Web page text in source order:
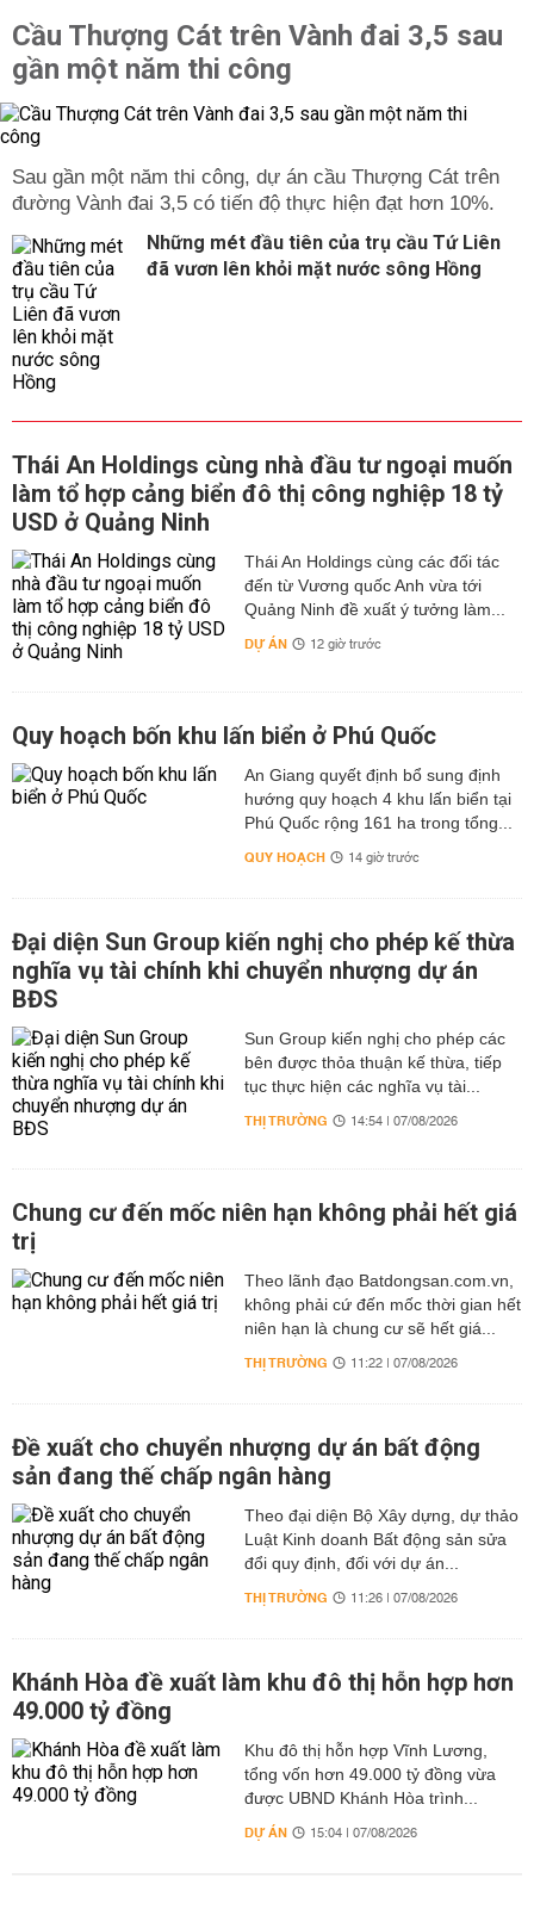
Cầu Thượng Cát trên Vành đai 3,5 sau
gần một năm thi công
Sau gần một năm thi công, dự án cầu Thượng Cát trên
đường Vành đai 3,5 có tiến độ thực hiện đạt hơn 10%.
Những mét đầu tiên của trụ cầu Tứ Liên
đã vươn lên khỏi mặt nước sông Hồng
Thái An Holdings cùng nhà đầu tư ngoại muốn
làm tổ hợp cảng biển đô thị công nghiệp 18 tỷ
USD ở Quảng Ninh
Thái An Holdings cùng các đối tác
đến từ Vương quốc Anh vừa tới
Quảng Ninh đề xuất ý tưởng làm...
DỰ ÁN 12 giờ trước
Quy hoạch bốn khu lấn biển ở Phú Quốc
An Giang quyết định bổ sung định
hướng quy hoạch 4 khu lấn biển tại
Phú Quốc rộng 161 ha trong tổng...
QUY HOẠCH 14 giờ trước
Đại diện Sun Group kiến nghị cho phép kế thừa
nghĩa vụ tài chính khi chuyển nhượng dự án
BĐS
Sun Group kiến nghị cho phép các
bên được thỏa thuận kế thừa, tiếp
tục thực hiện các nghĩa vụ tài...
THỊ TRƯỜNG 14:54 | 07/08/2026
Chung cư đến mốc niên hạn không phải hết giá
trị
Theo lãnh đạo Batdongsan.com.vn,
không phải cứ đến mốc thời gian hết
niên hạn là chung cư sẽ hết giá...
THỊ TRƯỜNG 11:22 | 07/08/2026
Đề xuất cho chuyển nhượng dự án bất động
sản đang thế chấp ngân hàng
Theo đại diện Bộ Xây dựng, dự thảo
Luật Kinh doanh Bất động sản sửa
đổi quy định, đối với dự án...
THỊ TRƯỜNG 11:26 | 07/08/2026
Khánh Hòa đề xuất làm khu đô thị hỗn hợp hơn
49.000 tỷ đồng
Khu đô thị hỗn hợp Vĩnh Lương,
tổng vốn hơn 49.000 tỷ đồng vừa
được UBND Khánh Hòa trình...
DỰ ÁN 15:04 | 07/08/2026